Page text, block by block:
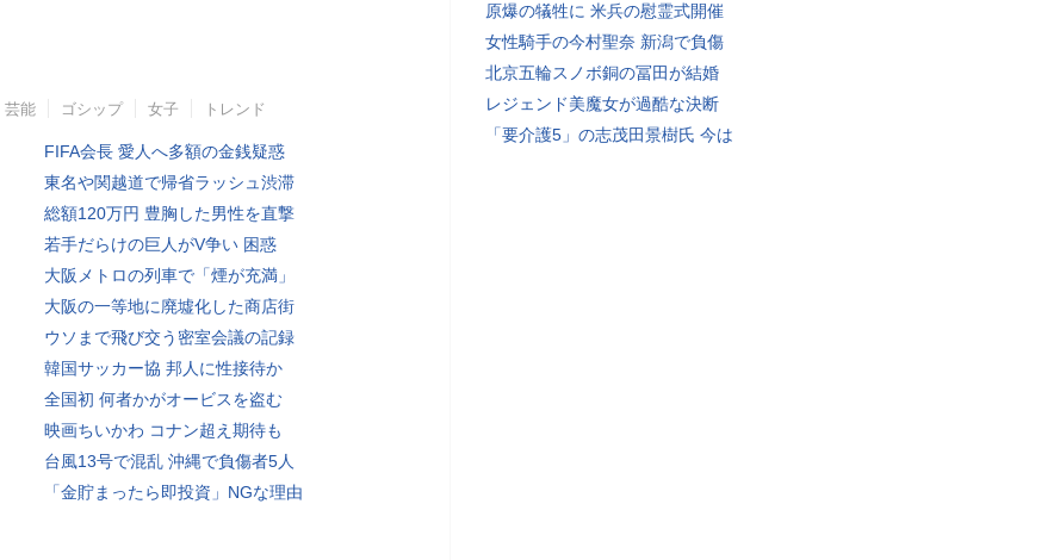
芸能 ゴシップ 女子 トレンド
FIFA会長 愛人へ多額の金銭疑惑
東名や関越道で帰省ラッシュ渋滞
総額120万円 豊胸した男性を直撃
若手だらけの巨人がV争い 困惑
大阪メトロの列車で「煙が充満」
大阪の一等地に廃墟化した商店街
ウソまで飛び交う密室会議の記録
韓国サッカー協 邦人に性接待か
全国初 何者かがオービスを盗む
映画ちいかわ コナン超え期待も
台風13号で混乱 沖縄で負傷者5人
「金貯まったら即投資」NGな理由
原爆の犠牲に 米兵の慰霊式開催
女性騎手の今村聖奈 新潟で負傷
北京五輪スノボ銅の冨田が結婚
レジェンド美魔女が過酷な決断
「要介護5」の志茂田景樹氏 今は